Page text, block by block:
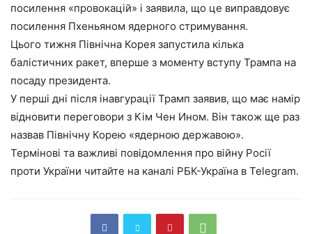
посилення «провокацій» і заявила, що це виправдовує
посилення Пхеньяном ядерного стримування.
Цього тижня Північна Корея запустила кілька
балістичних ракет, вперше з моменту вступу Трампа на
посаду президента.
У перші дні після інавгурації Трамп заявив, що має намір
відновити переговори з Кім Чен Ином. Він також ще раз
назвав Північну Корею «ядерною державою».
Термінові та важливі повідомлення про війну Росії
проти України читайте на каналі РБК-Україна в Telegram.